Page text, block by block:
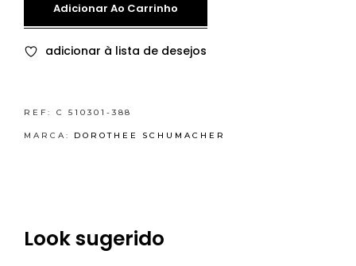
Adicionar Ao Carrinho
adicionar à lista de desejos
REF: C 510301-388
MARCA: DOROTHEE SCHUMACHER
Look sugerido